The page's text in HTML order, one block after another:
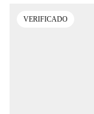
VERIFICADO